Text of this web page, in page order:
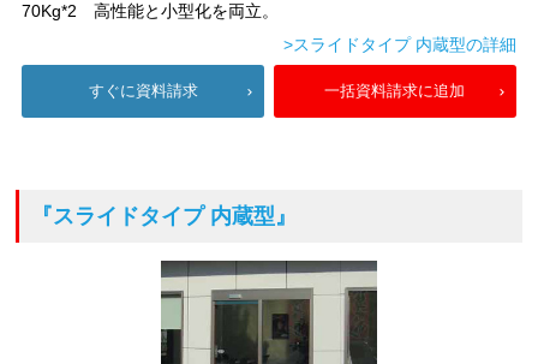
70Kg*2 高性能と小型化を両立。
>スライドタイプ 内蔵型の詳細
すぐに資料請求 一括資料請求に追加
『スライドタイプ 内蔵型』